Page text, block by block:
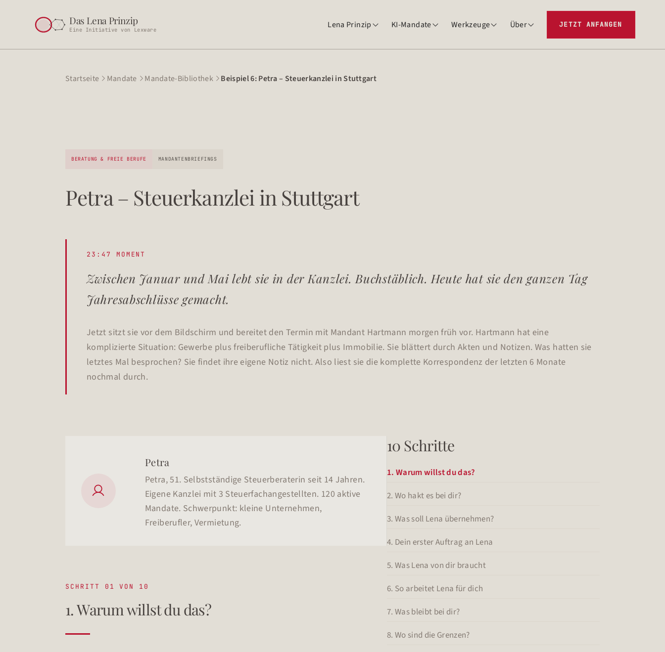
Das Lena Prinzip
Eine Initiative von Lexware Lena Prinzip  KI-Mandate Werkzeuge Über JETZT ANFANGEN
Startseite  Mandate  Mandate-Bibliothek  Beispiel 6: Petra – Steuerkanzlei in Stuttgart
BERATUNG & FREIE BERUFE MANDANTENBRIEFINGS
Petra – Steuerkanzlei in Stuttgart
23:47 MOMENT
Zwischen Januar und Mai lebt sie in der Kanzlei. Buchstäblich. Heute hat sie den ganzen Tag
Jahresabschlüsse gemacht.
Jetzt sitzt sie vor dem Bildschirm und bereitet den Termin mit Mandant Hartmann morgen früh vor. Hartmann hat eine
komplizierte Situation: Gewerbe plus freiberufliche Tätigkeit plus Immobilie. Sie blättert durch Akten und Notizen. Was hatten sie
letztes Mal besprochen? Sie findet ihre eigene Notiz nicht. Also liest sie die komplette Korrespondenz der letzten 6 Monate
nochmal durch.

Petra
Petra, 51. Selbstständige Steuerberaterin seit 14 Jahren.
Eigene Kanzlei mit 3 Steuerfachangestellten. 120 aktive
Mandate. Schwerpunkt: kleine Unternehmen,
Freiberufler, Vermietung.
SCHRITT 01 VON 10
1. Warum willst du das?
10 Schritte
1. Warum willst du das?
2. Wo hakt es bei dir?
3. Was soll Lena übernehmen?
4. Dein erster Auftrag an Lena
5. Was Lena von dir braucht
6. So arbeitet Lena für dich
7. Was bleibt bei dir?
8. Wo sind die Grenzen?